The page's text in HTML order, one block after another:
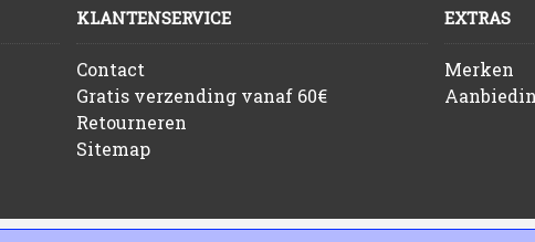
KLANTENSERVICE
Contact
Gratis verzending vanaf 60€
Retourneren
Sitemap
EXTRAS
Merken